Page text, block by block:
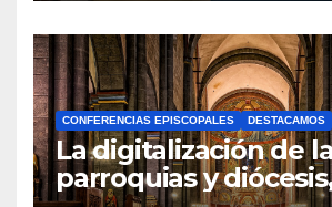
CONFERENCIAS EPISCOPALES DESTACAMOS
La digitalización de
parroquias y